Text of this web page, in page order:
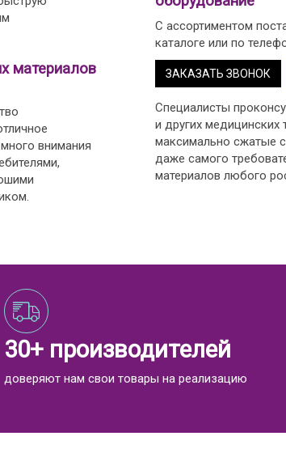
материалов
внимания
С ассортиментом
каталоге или по
ЗАКАЗАТЬ ЗВОНОК
Специалисты
и других медицинских
максимально сжатые
даже самого
материалов любого
30+ производителей
доверяют нам свои товары на реализацию